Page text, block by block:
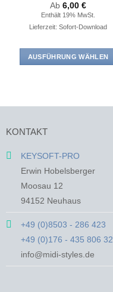
Ab 6,00 €
Enthält 19% MwSt.
Lieferzeit: Sofort-Download
AUSFÜHRUNG WÄHLEN
mehrere
Optionen
können
gewählt
KONTAKT
KEYSOFT-PRO
Erwin Hobelsberger
Moosau 12
94152 Neuhaus
+49 (0)8503 - 286 423
+49 (0)176 - 435 806 32
info@midi-styles.de